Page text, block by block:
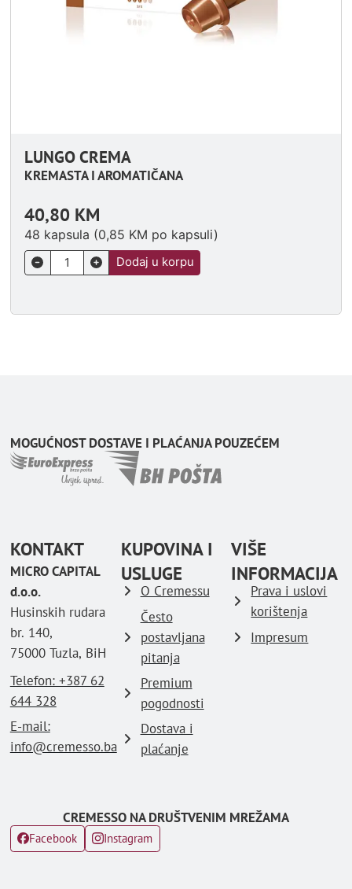
LUNGO CREMA
KREMASTA I AROMATIČANA
40,80 KM
48 kapsula (0,85 KM po kapsuli)
Dodaj u korpu
MOGUĆNOST DOSTAVE I PLAĆANJA POUZEĆEM
KONTAKT
MICRO CAPITAL
d.o.o.
Husinskih rudara
br. 140,
75000 Tuzla, BiH
Telefon: ‪+387 62
644 328
E-mail:
info@cremesso.ba
KUPOVINA I
USLUGE
O Cremessu
Često
postavljana
pitanja
Premium
pogodnosti
Dostava i
plaćanje
VIŠE
INFORMACIJA
Prava i uslovi
korištenja
Impresum
CREMESSO NA DRUŠTVENIM MREŽAMA
Facebook Instagram